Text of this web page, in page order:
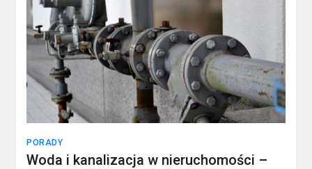
PORADY
Woda i kanalizacja w nieruchomości –